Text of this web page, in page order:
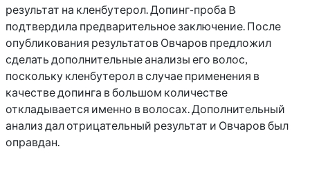
результат на кленбутерол. Допинг-проба B
подтвердила предварительное заключение. После
опубликования результатов Овчаров предложил
сделать дополнительные анализы его волос,
поскольку кленбутерол в случае применения в
качестве допинга в большом количестве
откладывается именно в волосах. Дополнительный
анализ дал отрицательный результат и Овчаров был
оправдан.